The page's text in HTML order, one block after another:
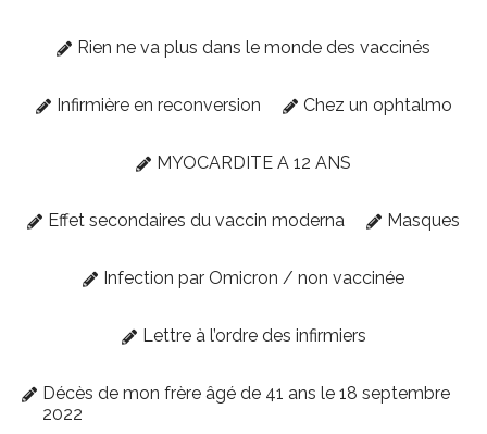
Rien ne va plus dans le monde des vaccinés
Infirmière en reconversion Chez un ophtalmo
MYOCARDITE A 12 ANS
Effet secondaires du vaccin moderna Masques
Infection par Omicron / non vaccinée
Lettre à l’ordre des infirmiers
Décès de mon frère âgé de 41 ans le 18 septembre
2022